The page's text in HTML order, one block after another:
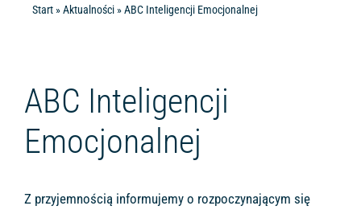
Start »Aktualności »ABC Inteligencji Emocjonalnej
ABC Inteligencji
Emocjonalnej
Z przyjemnością informujemy o rozpoczynającym się